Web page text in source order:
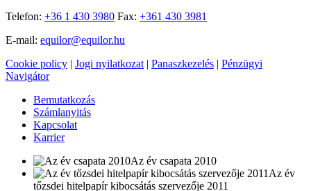
Telefon: +36 1 430 3980 Fax: +361 430 3981
E-mail: equilor@equilor.hu
Cookie policy | Jogi nyilatkozat| Panaszkezelés | Pénzügyi
Navigátor
Bemutatkozás
Számlanyitás
Kapcsolat
Karrier
Az év csapata 2010
Az év
tőzsdei hitelpapír kibocsátás szervezője 2011